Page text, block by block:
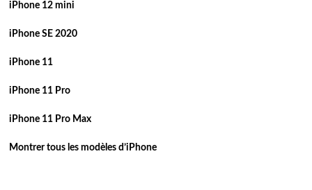
iPhone 12 mini
iPhone SE 2020
iPhone 11
iPhone 11 Pro
iPhone 11 Pro Max
Montrer tous les modèles d’iPhone